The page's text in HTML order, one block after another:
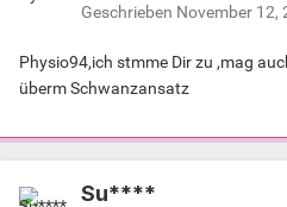
Geschrieben November 12,
Physio94,ich stmme Dir zu ,mag
überm Schwanzansatz
Su****